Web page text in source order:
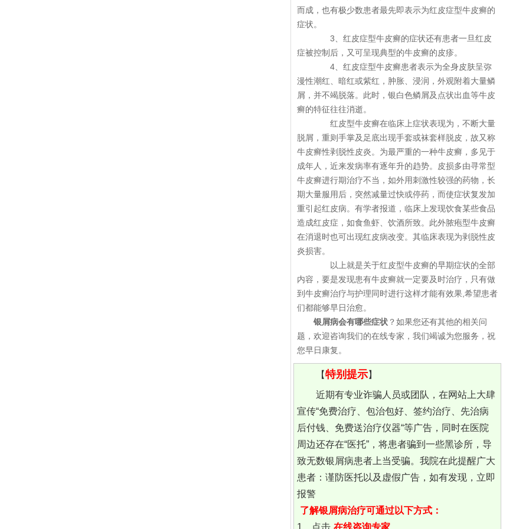
而成，也有极少数患者最先即表示为红皮症型牛皮癣的
症状。
3、红皮症型牛皮癣的症状还有患者一旦红皮
症被控制后，又可呈现典型的牛皮癣的皮疹。
4、红皮症型牛皮癣患者表示为全身皮肤呈弥
漫性潮红、暗红或紫红，肿胀、浸润，外观附着大量鳞
屑，并不竭脱落。此时，银白色鳞屑及点状出血等牛皮
癣的特征往往消逝。
红皮型牛皮癣在临床上症状表现为，不断大量
脱屑，重则手掌及足底出现手套或袜套样脱皮，故又称
牛皮癣性剥脱性皮炎。为最严重的一种牛皮癣，多见于
成年人，近来发病率有逐年升的趋势。皮损多由寻常型
牛皮癣进行期治疗不当，如外用刺激性较强的药物，长
期大量服用后，突然减量过快或停药，而使症状复发加
重引起红皮病。有学者报道，临床上发现饮食某些食品
造成红皮症，如食鱼虾、饮酒所致。此外脓疱型牛皮癣
在消退时也可出现红皮病改变。其临床表现为剥脱性皮
炎损害。
以上就是关于红皮型牛皮癣的早期症状的全部
内容，要是发现患有牛皮癣就一定要及时治疗，只有做
到牛皮癣治疗与护理同时进行这样才能有效果,希望患者
们都能够早日治愈。
银屑病会有哪些症状 ？如果您还有其他的相关问
题，欢迎咨询我们的在线专家，我们竭诚为您服务，祝
您早日康复。
【特别提示】
近期有专业诈骗人员或团队，在网站上大肆
宣传“免费治疗、包治包好、签约治疗、先治病
后付钱、免费送治疗仪器“等广告，同时在医院
周边还存在“医托”，将患者骗到一些黑诊所，导
致无数银屑病患者上当受骗。我院在此提醒广大
患者：谨防医托以及虚假广告，如有发现，立即
报警
了解银屑病治疗可通过以下方式：